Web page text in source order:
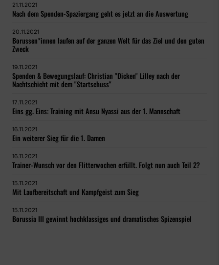
21.11.2021
Nach dem Spenden-Spaziergang geht es jetzt an die Auswertung
20.11.2021
Borussen*innen laufen auf der ganzen Welt für das Ziel und den guten
Zweck
19.11.2021
Spenden & Bewegungslauf: Christian "Dicken" Lilley nach der
Nachtschicht mit dem "Startschuss"
17.11.2021
Eins gg. Eins: Training mit Ansu Nyassi aus der 1. Mannschaft
16.11.2021
Ein weiterer Sieg für die 1. Damen
16.11.2021
Trainer-Wunsch vor den Flitterwochen erfüllt. Folgt nun auch Teil 2?
15.11.2021
Mit Laufbereitschaft und Kampfgeist zum Sieg
15.11.2021
Borussia III gewinnt hochklassiges und dramatisches Spizenspiel